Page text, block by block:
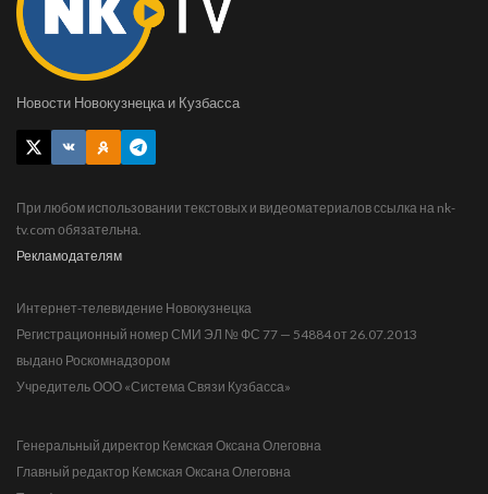
Новости Новокузнецка и Кузбасса
При любом использовании текстовых и видеоматериалов ссылка на nk-
tv.com обязательна.
Рекламодателям
Интернет-телевидение Новокузнецка
Регистрационный номер СМИ ЭЛ № ФС 77 — 54884 от 26.07.2013
выдано Роскомнадзором
Учредитель ООО «Система Связи Кузбасса»
Генеральный директор Кемская Оксана Олеговна
Главный редактор Кемская Оксана Олеговна